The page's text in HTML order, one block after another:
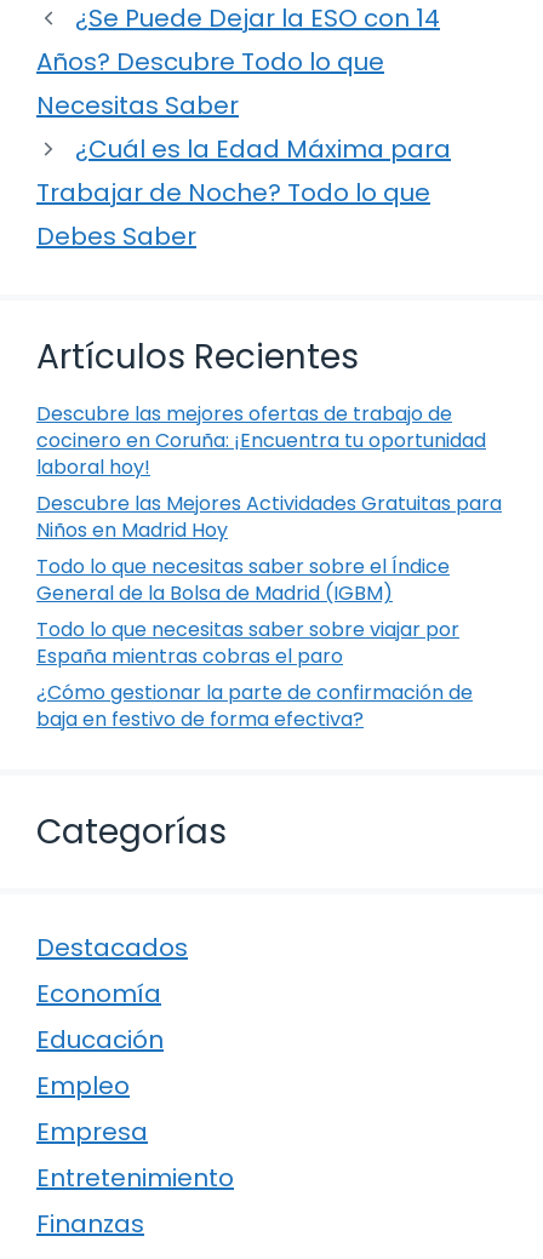
¿Se Puede Dejar la ESO con 14
Años? Descubre Todo lo que
Necesitas Saber
¿Cuál es la Edad Máxima para
Trabajar de Noche? Todo lo que
Debes Saber
Artículos Recientes
Descubre las mejores ofertas de trabajo de
cocinero en Coruña: ¡Encuentra tu oportunidad
laboral hoy!
Descubre las Mejores Actividades Gratuitas para
Niños en Madrid Hoy
Todo lo que necesitas saber sobre el Índice
General de la Bolsa de Madrid (IGBM)
Todo lo que necesitas saber sobre viajar por
España mientras cobras el paro
¿Cómo gestionar la parte de confirmación de
baja en festivo de forma efectiva?
Categorías
Destacados
Economía
Educación
Empleo
Empresa
Entretenimiento
Finanzas